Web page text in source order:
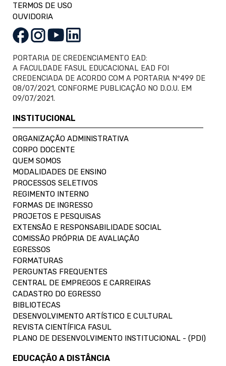
TERMOS DE USO
OUVIDORIA
PORTARIA DE CREDENCIAMENTO EAD:
A FACULDADE FASUL EDUCACIONAL EAD FOI
CREDENCIADA DE ACORDO COM A PORTARIA Nº499 DE
08/07/2021, CONFORME PUBLICAÇÃO NO D.O.U. EM
09/07/2021.
INSTITUCIONAL
ORGANIZAÇÃO ADMINISTRATIVA
CORPO DOCENTE
QUEM SOMOS
MODALIDADES DE ENSINO
PROCESSOS SELETIVOS
REGIMENTO INTERNO
FORMAS DE INGRESSO
PROJETOS E PESQUISAS
EXTENSÃO E RESPONSABILIDADE SOCIAL
COMISSÃO PRÓPRIA DE AVALIAÇÃO
EGRESSOS
FORMATURAS
PERGUNTAS FREQUENTES
CENTRAL DE EMPREGOS E CARREIRAS
CADASTRO DO EGRESSO
BIBLIOTECAS
DESENVOLVIMENTO ARTÍSTICO E CULTURAL
REVISTA CIENTÍFICA FASUL
PLANO DE DESENVOLVIMENTO INSTITUCIONAL - (PDI)
EDUCAÇÃO A DISTÂNCIA